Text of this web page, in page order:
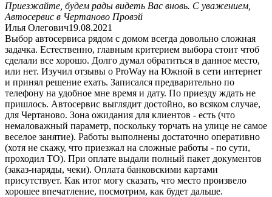
Приезжайте, будем рады видеть Вас вновь. С уважением,
Автосервис в Чертаново Провэй
Илья Олегович19.08.2021
Выбор автосервиса рядом с домом всегда довольно сложная
задачка. Естественно, главным критерием выбора стоит чтоб
сделали все хорошо. Долго думал обратиться в данное место,
или нет. Изучил отзывы о ProWay на Южной в сети интернет
и принял решение ехать. Записался предварительно по
телефону на удобное мне время и дату. По приезду ждать не
пришлось. Автосервис выглядит достойно, во всяком случае,
для Чертаново. Зона ожидания для клиентов - есть (что
немаловажный параметр, поскольку торчать на улице не самое
веселое занятие). Работы выполнены достаточно оперативно
(хотя не скажу, что приезжал на сложные работы - по сути,
проходил ТО). При оплате выдали полный пакет документов
(заказ-наряды, чеки). Оплата банковскими картами
присутствует. Как итог могу сказать, что место произвело
хорошее впечатление, посмотрим, как будет дальше.